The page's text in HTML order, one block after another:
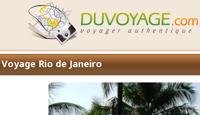
Voyage Rio de Janeiro